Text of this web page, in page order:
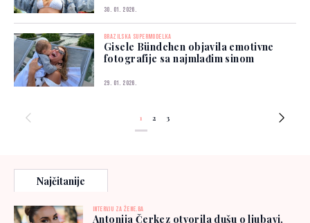
30. 01. 2026.
BRAZILSKA SUPERMODELKA
Gisele Bündchen objavila emotivne
fotografije sa najmlađim sinom
29. 01. 2026.
1 2 3
Najčitanije
INTERVJU ZA ŽENE.BA
Antonija Čerkez otvorila dušu o ljubavi,